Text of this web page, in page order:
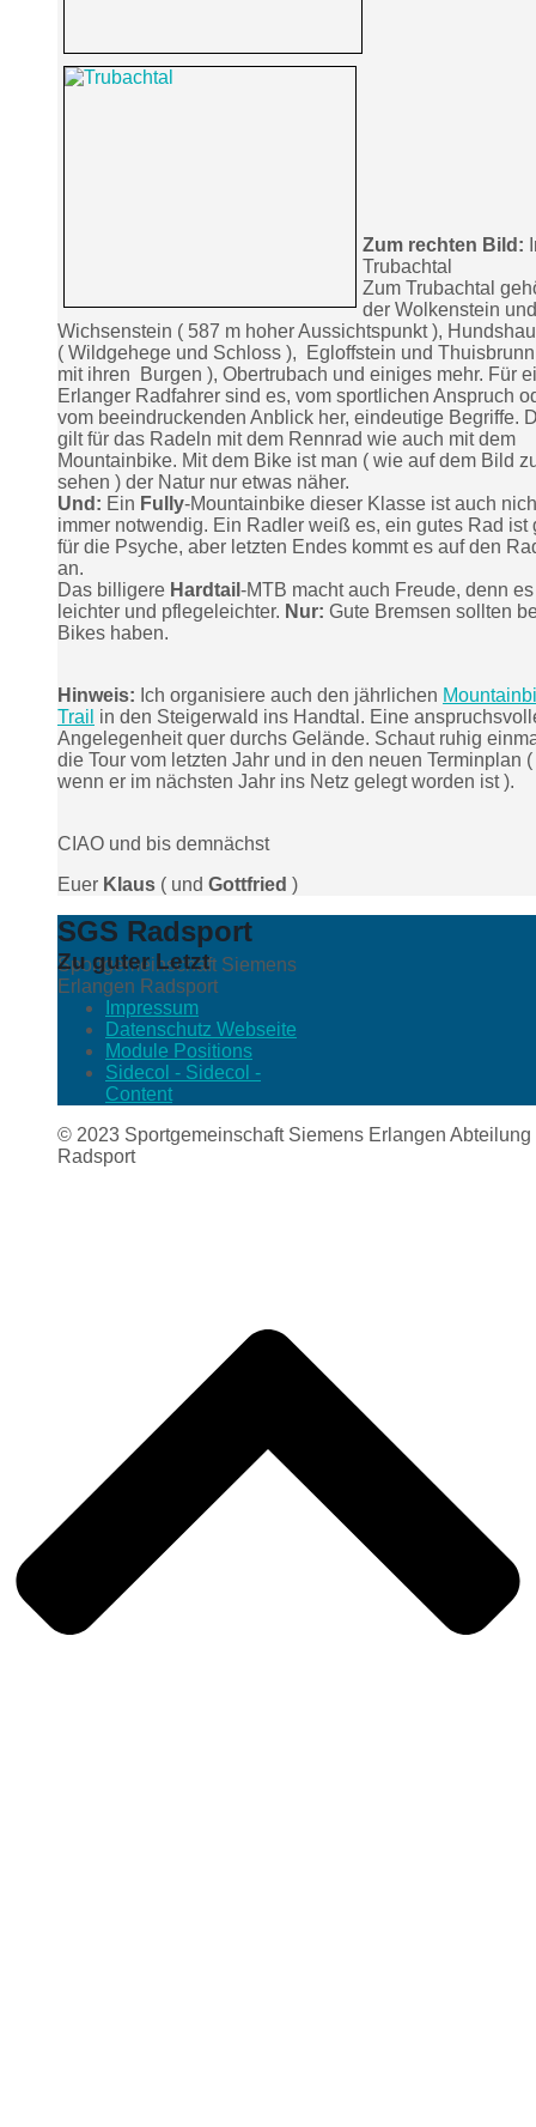
Zum rechten Bild:
Trubachtal
Zum Trubachtal
der Wolkenstein
Wichsenstein ( 587 m hoher Aussichtspunkt ),
( Wildgehege und Schloss ), Egloffstein und
mit ihren Burgen ), Obertrubach und einiges mehr. Für
Erlanger Radfahrer sind es, vom sportlichen Anspruch
vom beeindruckenden Anblick her, eindeutige Begriffe.
gilt für das Radeln mit dem Rennrad wie auch mit dem
Mountainbike. Mit dem Bike ist man ( wie auf dem Bild
sehen ) der Natur nur etwas näher.
Und: Ein Fully-Mountainbike dieser Klasse ist auch
immer notwendig. Ein Radler weiß es, ein gutes Rad ist
für die Psyche, aber letzten Endes kommt es auf den
an.
Das billigere Hardtail -MTB macht auch Freude, denn
leichter und pflegeleichter. Nur: Gute Bremsen sollten
Bikes haben.
Hinweis: Ich organisiere auch den jährlichen
Trail in den Steigerwald ins Handtal. Eine
Angelegenheit quer durchs Gelände. Schaut ruhig
die Tour vom letzten Jahr und in den neuen Terminplan (
wenn er im nächsten Jahr ins Netz gelegt worden ist ).
CIAO und bis demnächst
Euer Klaus ( und Gottfried )
SGS Radsport
Sportgemeinschaft Siemens
Erlangen Radsport
Zu guter Letzt
Impressum
Datenschutz Webseite
Module Positions
Sidecol - Sidecol -
Content
© 2023 Sportgemeinschaft Siemens Erlangen Abteilung
Radsport